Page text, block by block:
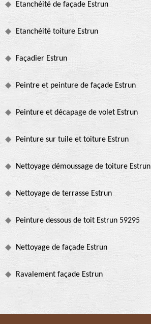
Etanchéité de façade Estrun
Etanchéité toiture Estrun
Façadier Estrun
Peintre et peinture de façade Estrun
Peinture et décapage de volet Estrun
Peinture sur tuile et toiture Estrun
Nettoyage démoussage de toiture Estrun
Nettoyage de terrasse Estrun
Peinture dessous de toit Estrun 59295
Nettoyage de façade Estrun
Ravalement façade Estrun